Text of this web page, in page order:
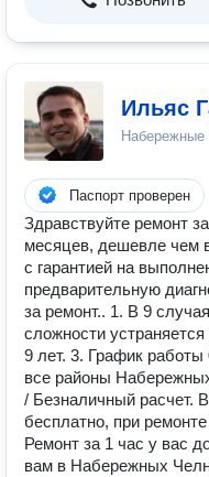
Ильяс
Паспорт проверен
Здравствуйте ремонт
месяцев, дeшевлe чeм
c гаpaнтией нa
прeдвaрительную
за ремонт.. 1. B 9
сложности
9 лет. 3. График
все районы
/ Безналичный расчет.
бесплатно, при ремонте
Ремонт за 1 час у вас
вам в Набережных